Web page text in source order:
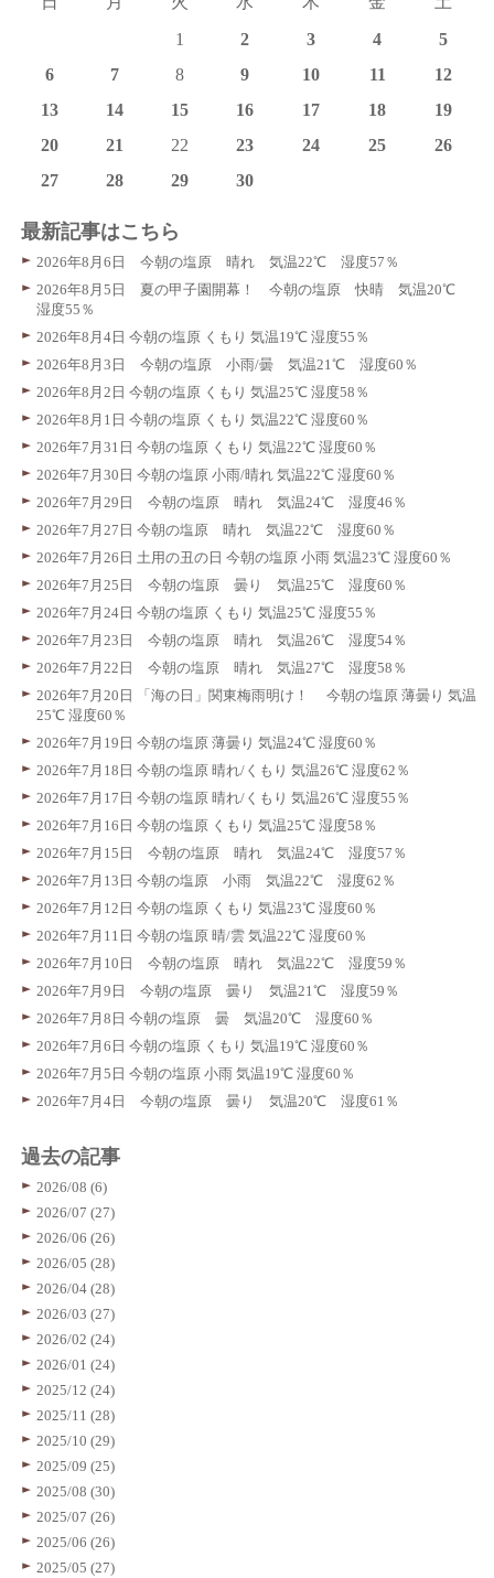
1
2 3 4
5
6
7 8 9 10 11
12
13
14 15 16 17 18
19
20
21 22 23 24 25
26
27
28 29 30
最新記事はこちら
2026年8月6日 今朝の塩原 晴れ 気温22℃ 湿度57％
2026年8月5日 夏の甲子園開幕！ 今朝の塩原 快晴 気温20℃
湿度55％
2026年8月4日 今朝の塩原 くもり 気温19℃ 湿度55％
2026年8月3日 今朝の塩原 小雨/曇 気温21℃ 湿度60％
2026年8月2日 今朝の塩原 くもり 気温25℃ 湿度58％
2026年8月1日 今朝の塩原 くもり 気温22℃ 湿度60％
2026年7月31日 今朝の塩原 くもり 気温22℃ 湿度60％
2026年7月30日 今朝の塩原 小雨/晴れ 気温22℃ 湿度60％
2026年7月29日 今朝の塩原 晴れ 気温24℃ 湿度46％
2026年7月27日 今朝の塩原 晴れ 気温22℃ 湿度60％
2026年7月26日 土用の丑の日 今朝の塩原 小雨 気温23℃ 湿度60％
2026年7月25日 今朝の塩原 曇り 気温25℃ 湿度60％
2026年7月24日 今朝の塩原 くもり 気温25℃ 湿度55％
2026年7月23日 今朝の塩原 晴れ 気温26℃ 湿度54％
2026年7月22日 今朝の塩原 晴れ 気温27℃ 湿度58％
2026年7月20日 「海の日」関東梅雨明け！ 今朝の塩原 薄曇り 気温
25℃ 湿度60％
2026年7月19日 今朝の塩原 薄曇り 気温24℃ 湿度60％
2026年7月18日 今朝の塩原 晴れ/くもり 気温26℃ 湿度62％
2026年7月17日 今朝の塩原 晴れ/くもり 気温26℃ 湿度55％
2026年7月16日 今朝の塩原 くもり 気温25℃ 湿度58％
2026年7月15日 今朝の塩原 晴れ 気温24℃ 湿度57％
2026年7月13日 今朝の塩原 小雨 気温22℃ 湿度62％
2026年7月12日 今朝の塩原 くもり 気温23℃ 湿度60％
2026年7月11日 今朝の塩原 晴/雲 気温22℃ 湿度60％
2026年7月10日 今朝の塩原 晴れ 気温22℃ 湿度59％
2026年7月9日 今朝の塩原 曇り 気温21℃ 湿度59％
2026年7月8日 今朝の塩原 曇 気温20℃ 湿度60％
2026年7月6日 今朝の塩原 くもり 気温19℃ 湿度60％
2026年7月5日 今朝の塩原 小雨 気温19℃ 湿度60％
2026年7月4日 今朝の塩原 曇り 気温20℃ 湿度61％
過去の記事
2026/08 (6)
2026/07 (27)
2026/06 (26)
2026/05 (28)
2026/04 (28)
2026/03 (27)
2026/02 (24)
2026/01 (24)
2025/12 (24)
2025/11 (28)
2025/10 (29)
2025/09 (25)
2025/08 (30)
2025/07 (26)
2025/06 (26)
2025/05 (27)